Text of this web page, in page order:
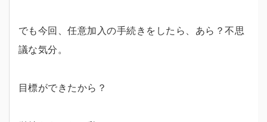
でも今回、任意加入の手続きをしたら、あら？不思
議な気分。
目標ができたから？